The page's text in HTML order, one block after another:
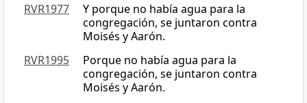
RVR1977
Y porque no había agua para la
congregación, se juntaron contra
Moisés y Aarón.
RVR1995
Porque no había agua para la
congregación, se juntaron contra
Moisés y Aarón.